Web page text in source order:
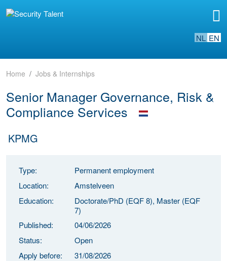
NL EN
Home Jobs & Internships
Senior Manager Governance, Risk &
Compliance Services
KPMG
Type:
Permanent employment
Location:
Amstelveen
Education:
Doctorate/PhD (EQF 8), Master (EQF
7)
Published:
04/06/2026
Status:
Open
Apply before:
31/08/2026